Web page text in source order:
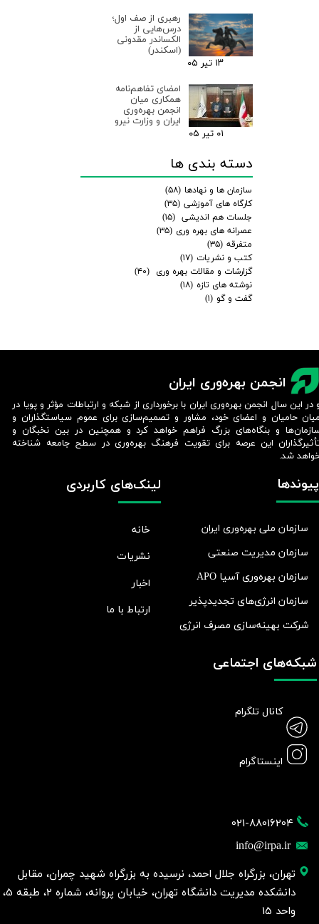
رهبری از صف اول؛
درس‌هایی از
الکساندر مقدونی
(اسکندر)
۱۳ تیر ۰۵
امضای تفاهم‌نامه
همکاری میان
انجمن بهره‌وری
ایران و وزارت نیرو
۰۱ تیر ۰۵
دسته بندی ها
سازمان ها و نهادها (۵۸)
کارگاه های آموزشی (۳۵)
جلسات هم اندیشی (۱۵)
عصرانه های بهره وری (۳۵)
متفرقه (۳۵)
کتب و نشریات (۱۷)
گزارشات و مقالات بهره وری
(۴۰)
نوشته های تازه (۱۸)
گفت و گو (۱)
انجمن بهره‌وری ایران
021-88016204
info@irpa.ir
تهران، بزرگراه جلال احمد، نرسیده به بزرگراه شهید چمران، مقابل
دانشکده مدیریت دانشگاه تهران، خیابان پروانه، شماره 2، طبقه 5،
واحد 15
لینک‌های کاربردی
خانه
نشریات
اخبار
ارتباط با ما
پیوندها
سازمان ملی بهره‌وری ایران
سازمان مدیریت صنعتی
سازمان بهره‌وری آسیا APO
سازمان انرژی‌های تجدیدپذیر
شرکت بهينه‌سازی مصرف انرژی
شبکه‌های اجتماعی
کانال تلگرام
اینستاگرام
در این سال انجمن بهره‌وری ایران با برخورداری از شبکه و ارتباطات مؤثر و پویا در
حامیان و اعضای خود، مشاور و تصمیم‌سازی برای عموم سیاستگذاران و
و بنگاه‌های بزرگ فراهم خواهد کرد و همچنین در بین نخبگان و
این عرصه برای تقویت فرهنگ بهره‌وری در سطح جامعه شناخته
شد.​​​​​​​